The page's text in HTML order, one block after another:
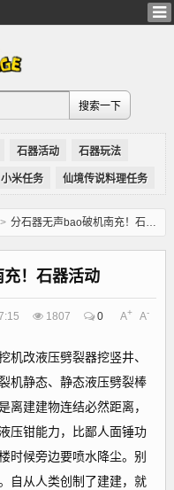
石器活动 石器玩法
小米任务 仙境传说料理任务
> 分石器无声bao破机南充！石器活动
充！石器活动
1807 0 A+ A-
改液压劈裂器挖竖井、
机静态、静态液压劈裂棒
离建建物连结必然距离，
压钳能力，比鄙人面锤功
时候旁边要喷水降尘。别
自从人类创制了建建，就